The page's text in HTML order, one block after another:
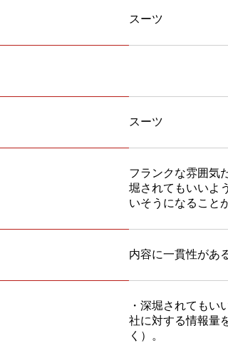
スーツ
スーツ
フランクな雰囲気
堀されてもいいよ
いそうになること
内容に一貫性があ
・深堀されてもい
社に対する情報量
く）。